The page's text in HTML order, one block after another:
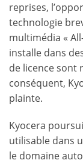
reprises,
technologie
multimédia «
installe dans
de licence sont
conséquent,
plainte.
Kyocera
utilisable dans
le domaine